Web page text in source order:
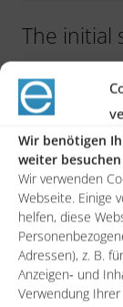
Wir benötigen
weiter
Wir verwenden
Webseite. Einige
helfen, diese
Adressen), z. B.
Anzeigen- und
Verwendung
The initial
based
common
The
first”, i.e.